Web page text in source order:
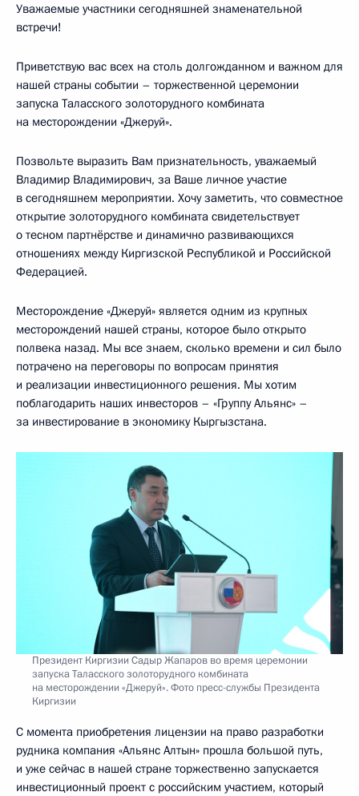
Уважаемые участники сегодняшней знаменательной
встречи!
Приветствую вас всех на столь долгожданном и важном для
нашей страны событии – торжественной церемонии
запуска Таласского золоторудного комбината
на месторождении «Джеруй».
Позвольте выразить Вам признательность, уважаемый
Владимир Владимирович, за Ваше личное участие
в сегодняшнем мероприятии. Хочу заметить, что совместное
открытие золоторудного комбината свидетельствует
о тесном партнёрстве и динамично развивающихся
отношениях между Киргизской Республикой и Российской
Федерацией.
Месторождение «Джеруй» является одним из крупных
месторождений нашей страны, которое было открыто
полвека назад. Мы все знаем, сколько времени и сил было
потрачено на переговоры по вопросам принятия
и реализации инвестиционного решения. Мы хотим
поблагодарить наших инвесторов – «Группу Альянс» –
за инвестирование в экономику Кыргызстана.
Президент Киргизии Садыр Жапаров во время церемонии
запуска Таласского золоторудного комбината
на месторождении «Джеруй». Фото пресс-службы Президента
Киргизии
С момента приобретения лицензии на право разработки
рудника компания «Альянс Алтын» прошла большой путь,
и уже сейчас в нашей стране торжественно запускается
инвестиционный проект с российским участием, который